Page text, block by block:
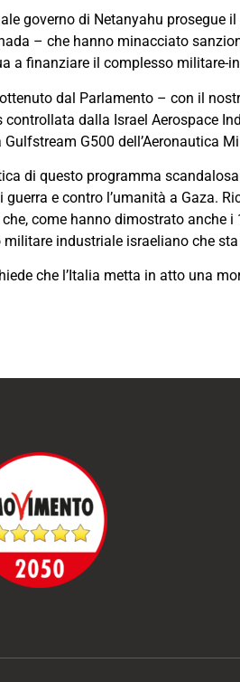
governo di Netanyahu prosegue
– che hanno minacciato
a finanziare il complesso militare-
dal Parlamento – con il
controllata dalla Israel Aerospace
G500 dell’Aeronautica
di questo programma
e contro l’umanità a Gaza.
come hanno dimostrato anche
industriale israeliano che
che l’Italia metta in atto una